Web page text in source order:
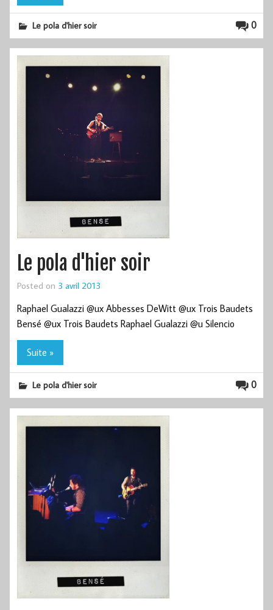
0
Le pola d'hier soir
Le pola d'hier soir
Posted on 3 avril 2013
Raphael Gualazzi @ux Abbesses DeWitt @ux Trois Baudets
Bensé @ux Trois Baudets Raphael Gualazzi @u Silencio
Suite »
0
Le pola d'hier soir